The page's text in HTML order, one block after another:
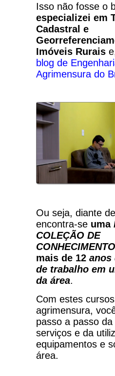
Isso não fosse o
especializei em
Cadastral e
Imóveis Rurais
blog de
Agrimensura do
Ou seja, diante
encontra-se uma
COLEÇÃO DE
mais de 12 anos
de trabalho em
da área.
Com estes
agrimensura,
passo a passo
serviços e da
equipamentos e
área.